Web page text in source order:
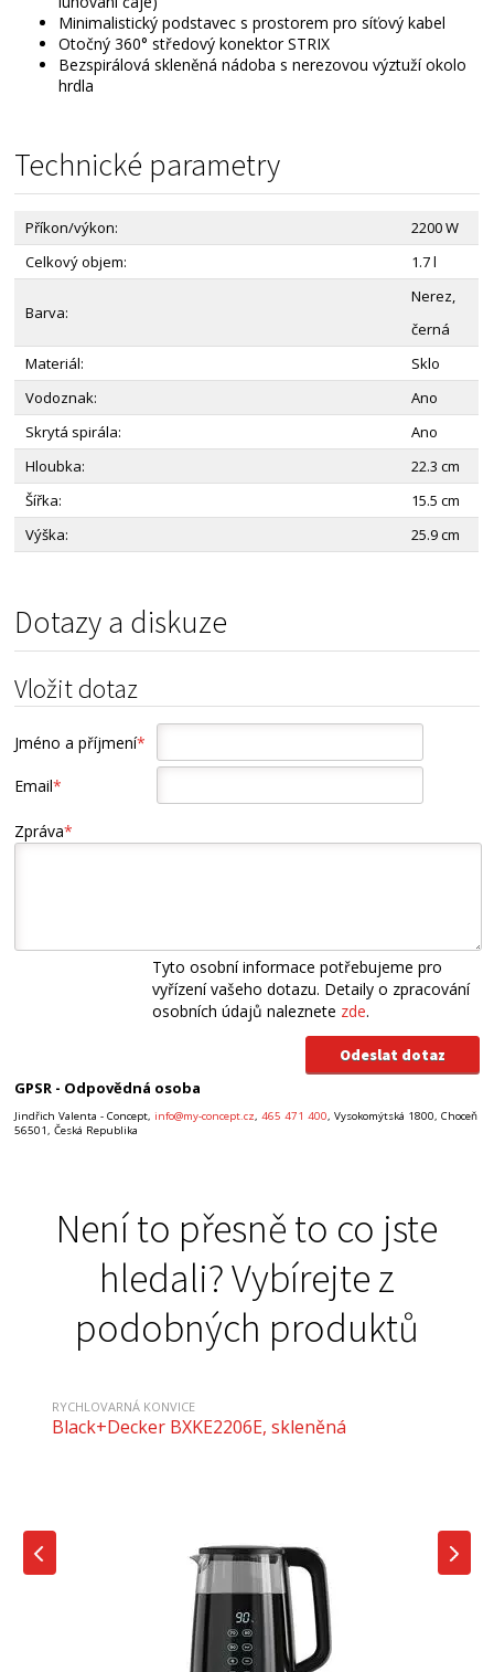
Minimalistický podstavec s prostorem pro síťový kabel
Otočný 360° středový konektor STRIX
Bezspirálová skleněná nádoba s nerezovou výztuží okolo
hrdla
Technické parametry
Příkon/výkon:
2200 W
Celkový objem:
1.7 l
Barva:
Nerez,
černá
Materiál:
Sklo
Vodoznak:
Ano
Skrytá spirála:
Ano
Hloubka:
22.3 cm
Šířka:
15.5 cm
Výška:
25.9 cm
Dotazy a diskuze
Vložit dotaz
Jméno a příjmení*
Email*
Zpráva*
Tyto osobní informace potřebujeme pro
vyřízení vašeho dotazu. Detaily o zpracování
osobních údajů naleznete zde.
GPSR - Odpovědná osoba
Jindřich Valenta - Concept, info@my-concept.cz,465 471 400, Vysokomýtská 1800, Choceň
56501, Česká Republika
Není to přesně to co jste
hledali? Vybírejte z
podobných produktů
RYCHLOVARNÁ KONVICE
Black+Decker BXKE2206E, skleněná